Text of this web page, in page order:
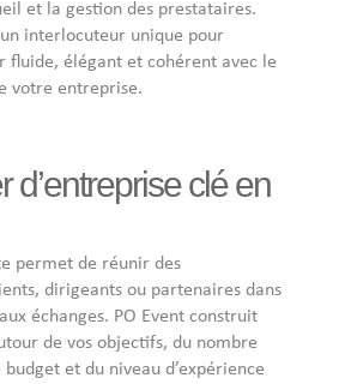
et la gestion des prestataires.
interlocuteur unique pour
fluide, élégant et cohérent avec le
votre entreprise.
d’entreprise clé en
permet de réunir des
dirigeants ou partenaires dans
échanges. PO Event construit
de vos objectifs, du nombre
et du niveau d’expérience